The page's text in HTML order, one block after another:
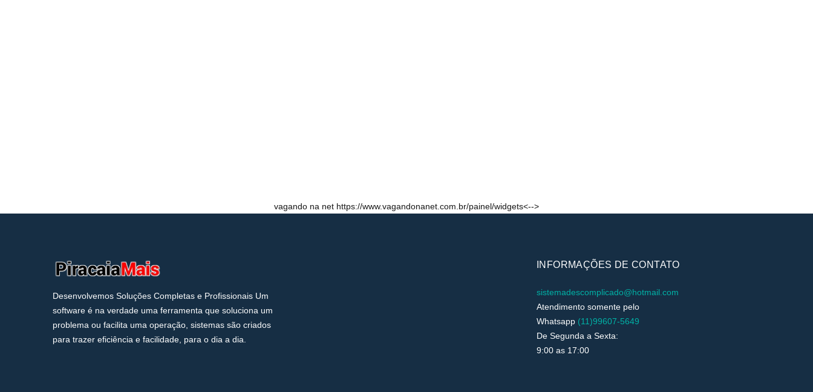
vagando na net https://www.vagandonanet.com.br/painel/widgets<-->
Desenvolvemos Soluções Completas e Profissionais Um
software é na verdade uma ferramenta que soluciona um
problema ou facilita uma operação, sistemas são criados
para trazer eficiência e facilidade, para o dia a dia.
INFORMAÇÕES DE CONTATO
sistemadescomplicado@hotmail.com
Atendimento somente pelo
Whatsapp (11)99607-5649
De Segunda a Sexta:
9:00 as 17:00